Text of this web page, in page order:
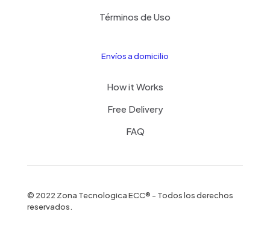
Términos de Uso
Envíos a domicilio
How it Works
Free Delivery
FAQ
© 2022 Zona Tecnologica ECC® - Todos los derechos
reservados.